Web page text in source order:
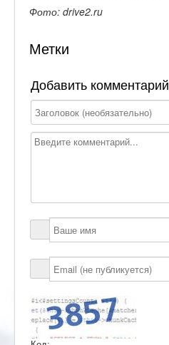
Фото: drive2.ru
Метки
Добавить комментарий